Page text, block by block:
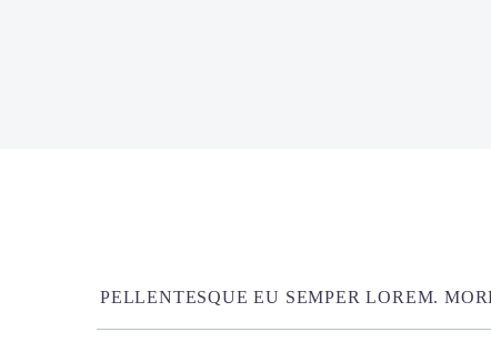
PELLENTESQUE EU SEMPER LOREM.